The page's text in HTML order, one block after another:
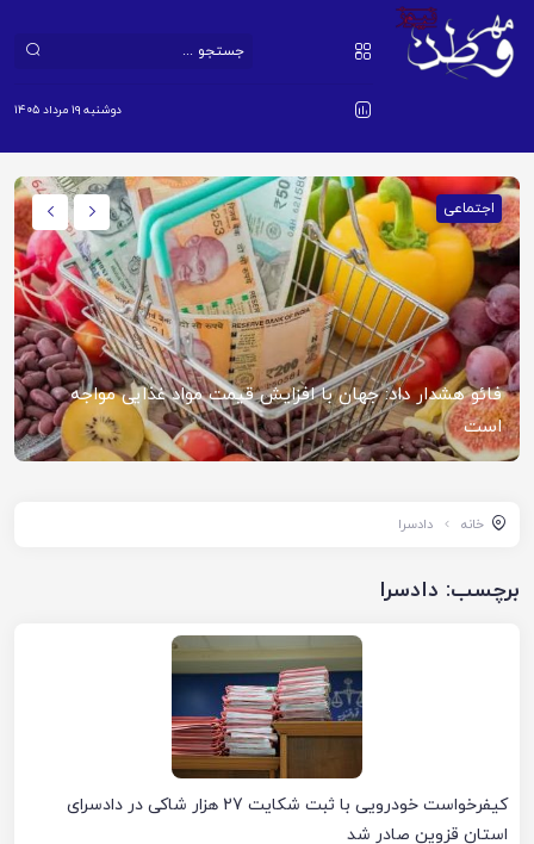
دوشنبه ۱۹ مرداد ۱۴۰۵
اجتماعی
فائو هشدار داد: جهان با افزایش قیمت مواد غذایی مواجه
است
خانه دادسرا
برچسب: دادسرا
کیفرخواست خودرویی با ثبت شکایت 27 هزار شاکی در دادسرای
استان قزوین صادر شد